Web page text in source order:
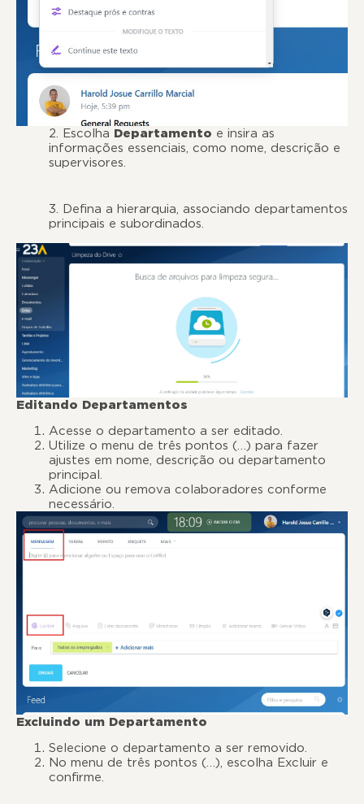
2. Escolha Departamento e insira as
informações essenciais, como nome, descrição e
supervisores.
3. Defina a hierarquia, associando departamentos
principais e subordinados.
Editando Departamentos
Acesse o departamento a ser editado.
Utilize o menu de três pontos (…) para fazer
ajustes em nome, descrição ou departamento
principal.
Adicione ou remova colaboradores conforme
necessário.
Excluindo um Departamento
Selecione o departamento a ser removido.
No menu de três pontos (…), escolha Excluir e
confirme.